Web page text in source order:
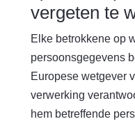
vergeten te
Elke betrokkene op
persoonsgegevens
Europese wetgever
verwerking
hem betreffende